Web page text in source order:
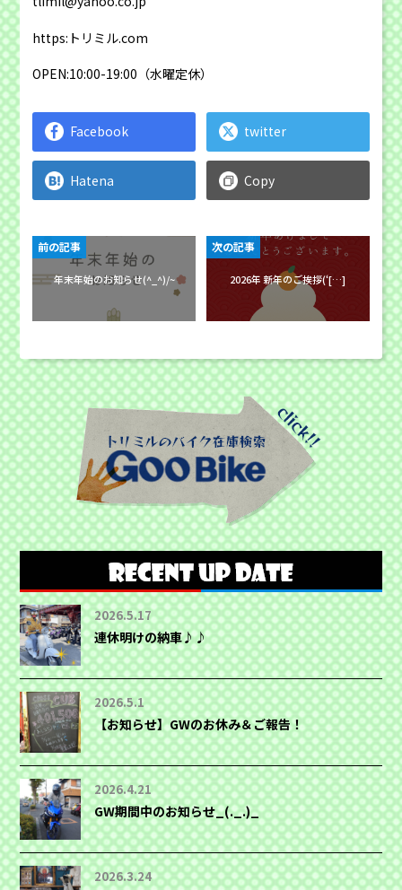
https:トリミル.com
OPEN:10:00-19:00（水曜定休）
Facebook twitter
Hatena Copy
年末年始のお知らせ(^_^)/~
前の記事
2026年 新年のご挨拶(‘[…]
次の記事
2026.5.17
連休明けの納車♪♪
2026.5.1
【お知らせ】GWのお休み＆ご報告！
2026.4.21
GW期間中のお知らせ_(._.)_
2026.3.24